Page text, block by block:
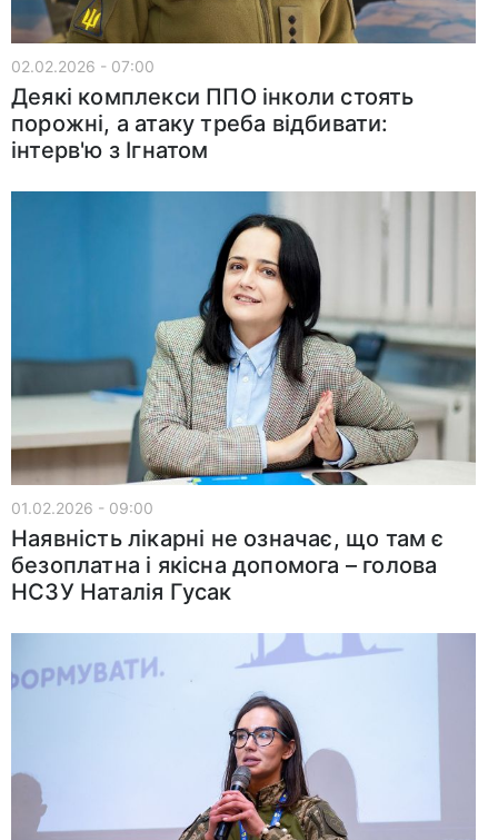
02.02.2026 - 07:00
Деякі комплекси ППО інколи стоять
порожні, а атаку треба відбивати:
інтерв'ю з Ігнатом
01.02.2026 - 09:00
Наявність лікарні не означає, що там є
безоплатна і якісна допомога – голова
НСЗУ Наталія Гусак